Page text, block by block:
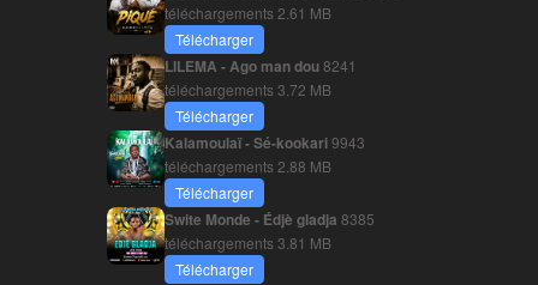
téléchargements 2.61 MB
Télécharger
LILEMA - Ago man dou8241
téléchargements3.72 MB
Télécharger
Kalamoulaï - Sé-kookari9943
téléchargements 2.88 MB
Télécharger
Swite Monde - Édjè gladja 8385
téléchargements3.81 MB
Télécharger